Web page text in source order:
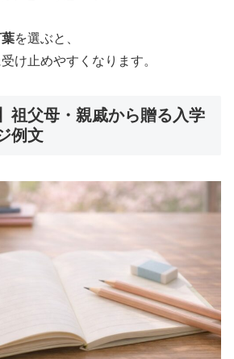
を選ぶと、
け止めやすくなります。
祖父母・親戚から贈る入学
例文